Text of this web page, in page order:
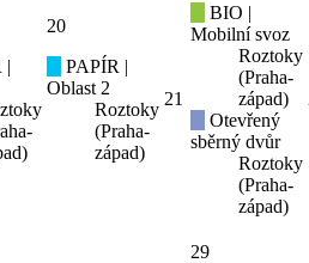
|
20
PAPÍR |
Oblast 2
Roztoky
(Praha-
západ)
21
BIO |
Mobilní svoz
Roztoky
(Praha-
západ)
Otevřený
sběrný dvůr
Roztoky
(Praha-
západ)
29